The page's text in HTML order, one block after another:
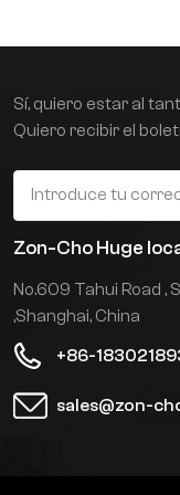
optimiza a fondo el
sistema de control
dedicado, sensible
variable,
proporciona una
retroalimentación
parámetros
predicción y control
adaptación global
potencia,
aceite a demanda
Sí, quiero estar al
Quiero recibir el
Zon-Cho Huge
No.609 Tahui Road ,
,Shanghai, China
+86-
sales@zon-